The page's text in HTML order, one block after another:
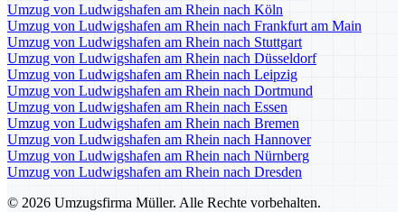
Umzug von Ludwigshafen am Rhein nach Köln
Umzug von Ludwigshafen am Rhein nach Frankfurt am Main
Umzug von Ludwigshafen am Rhein nach Stuttgart
Umzug von Ludwigshafen am Rhein nach Düsseldorf
Umzug von Ludwigshafen am Rhein nach Leipzig
Umzug von Ludwigshafen am Rhein nach Dortmund
Umzug von Ludwigshafen am Rhein nach Essen
Umzug von Ludwigshafen am Rhein nach Bremen
Umzug von Ludwigshafen am Rhein nach Hannover
Umzug von Ludwigshafen am Rhein nach Nürnberg
Umzug von Ludwigshafen am Rhein nach Dresden
© 2026 Umzugsfirma Müller. Alle Rechte vorbehalten.